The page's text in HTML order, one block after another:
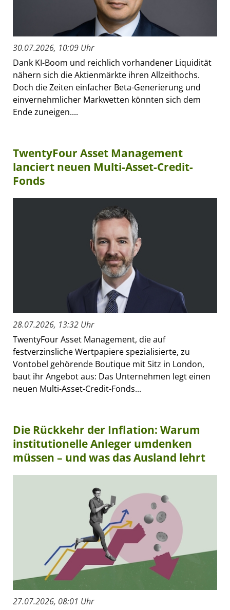
30.07.2026, 10:09 Uhr
Dank KI-Boom und reichlich vorhandener Liquidität
nähern sich die Aktienmärkte ihren Allzeithochs.
Doch die Zeiten einfacher Beta-Generierung und
einvernehmlicher Markwetten könnten sich dem
Ende zuneigen....
TwentyFour Asset Management
lanciert neuen Multi-Asset-Credit-
Fonds
28.07.2026, 13:32 Uhr
TwentyFour Asset Management, die auf
festverzinsliche Wertpapiere spezialisierte, zu
Vontobel gehörende Boutique mit Sitz in London,
baut ihr Angebot aus: Das Unternehmen legt einen
neuen Multi-Asset-Credit-Fonds...
Die Rückkehr der Inflation: Warum
institutionelle Anleger umdenken
müssen – und was das Ausland lehrt
27.07.2026, 08:01 Uhr